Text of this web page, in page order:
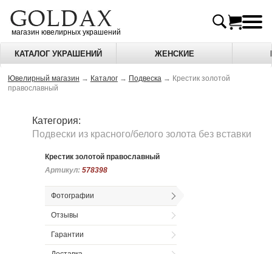
магазин ювелирных украшений
КАТАЛОГ УКРАШЕНИЙ ЖЕНСКИЕ
Ювелирный магазин → Каталог → Подвеска → Крестик золотой
православный
Категория:
Подвески из красного/белого золота без вставки
Крестик золотой православный
Артикул: 578398
Артикул: 578398
Фотографии
Отзывы
Гарантии